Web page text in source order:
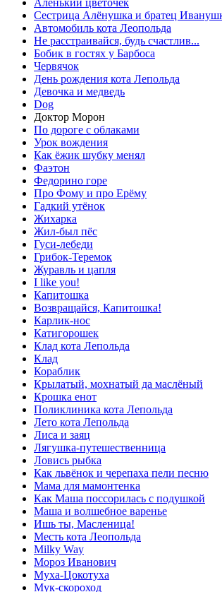
Сестрица Алёнушка и братец
Автомобиль кота Леопольда
Не расстраивайся, будь счастлив...
Бобик в гостях у Барбоса
Червячок
День рождения кота Лепольда
Девочка и медведь
Dog
Доктор Морон
По дороге с облаками
Урок вождения
Как ёжик шубку менял
Фаэтон
Федорино горе
Про Фому и про Ерёму
Гадкий утёнок
Жихарка
Жил-был пёс
Гуси-лебеди
Грибок-Теремок
Журавль и цапля
I like you!
Капитошка
Возвращайся, Капитошка!
Карлик-нос
Катигорошек
Клад кота Лепольда
Клад
Кораблик
Крылатый, мохнатый да маслёный
Крошка енот
Поликлиника кота Лепольда
Лето кота Лепольда
Лиса и заяц
Лягушка-путешественница
Ловись рыбка
Как львёнок и черепаха пели песню
Мама для мамонтенка
Как Маша поссорилась с подушкой
Маша и волшебное варенье
Ишь ты, Масленица!
Месть кота Леопольда
Milky Way
Мороз Иванович
Муха-Цокотуха
Мук-скороход